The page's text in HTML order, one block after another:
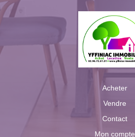
Acheter
Vendre
Contact
Mon compte